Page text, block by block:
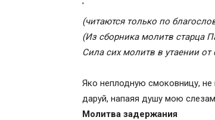
'
(читаются только по
(Из сборника молитв старца
Сила сих молитв в утаении от
Яко неплодную смоковницу,
даруй, напаяя душу мою
Молитва задержания